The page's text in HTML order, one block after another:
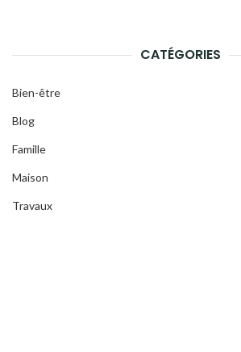
CATÉGORIES
Bien-être
Blog
Famille
Maison
Travaux